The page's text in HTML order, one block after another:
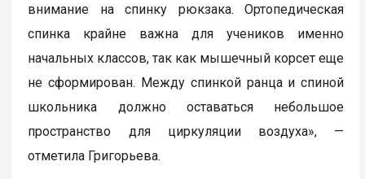
внимание на спинку рюкзака. Ортопедическая
спинка крайне важна для учеников именно
начальных классов, так как мышечный корсет еще
не сформирован. Между спинкой ранца и спиной
школьника должно оставаться небольшое
пространство для циркуляции воздуха», —
отметила Григорьева.